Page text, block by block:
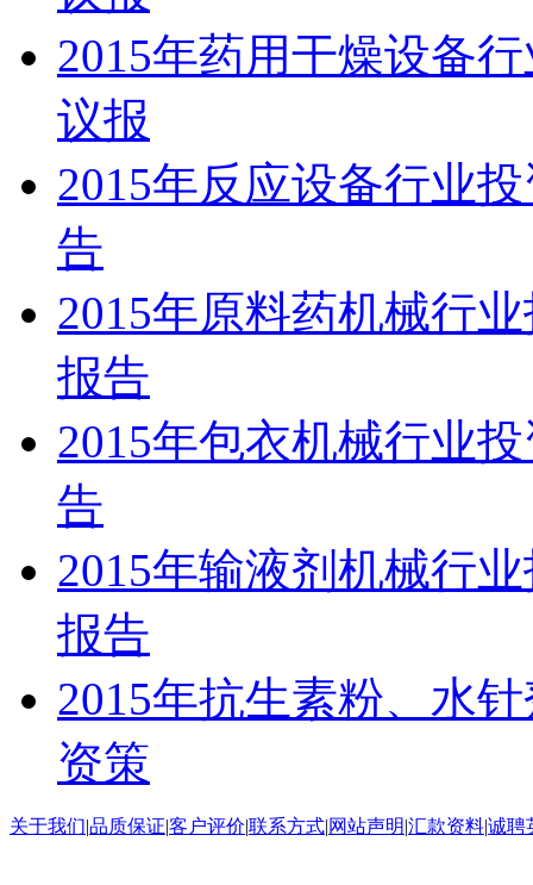
2015年药用干燥设备
议报
2015年反应设备行业
告
2015年原料药机械行
报告
2015年包衣机械行业
告
2015年输液剂机械行
报告
2015年抗生素粉、水
资策
关于我们|品质保证|客户评价|联系方式|网站声明|汇款资料|诚聘